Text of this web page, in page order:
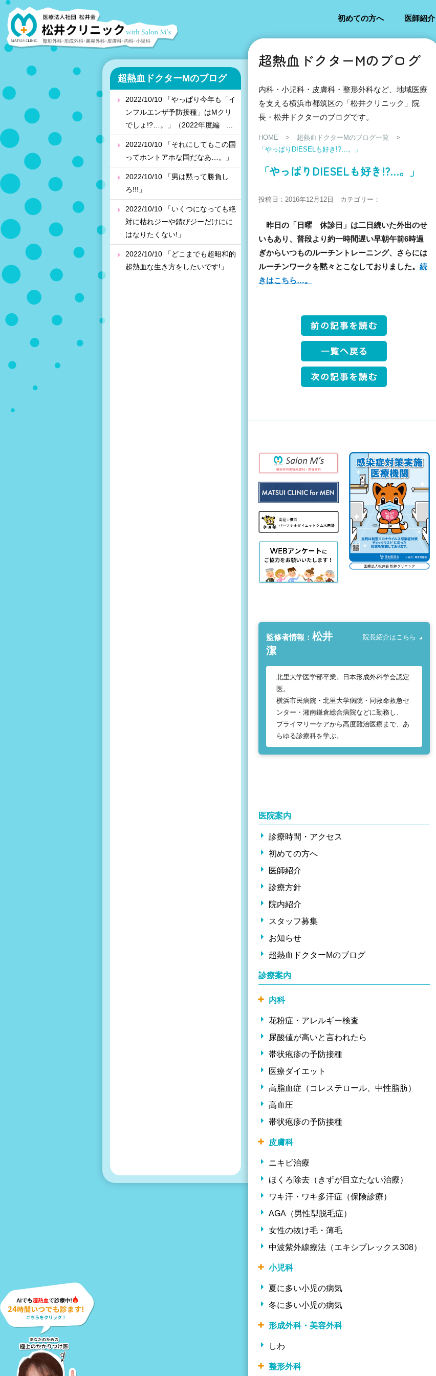
初めての方へ 医師紹介
超熱血ドクターMのブログ
2022/10/10 「やっぱり今年も「イ
ンフルエンザ予防接種」はMクリ
でしょ!?…。」（2022年度編 ...
2022/10/10 「それにしてもこの国
ってホントアホな国だなあ…。」
2022/10/10 「男は黙って勝負し
ろ!!!」
2022/10/10 「いくつになっても絶
対に枯れジーや錆びジーだけにに
はなりたくない!」
2022/10/10 「どこまでも超昭和的
超熱血な生き方をしたいです!」
超熱血ドクターMのブログ
内科・小児科・皮膚科・整形外科など、地域医療
を支える横浜市都筑区の「松井クリニック」院
長・松井ドクターのブログです。
HOME > 超熱血ドクターMのブログ一覧
>
「やっぱりDIESELも好き!?…。」
「やっぱりDIESELも好き!?…。」
投稿日：2016年12月12日 カテゴリー：
昨日の「日曜 休診日」は二日続いた外出のせ
いもあり、普段より約一時間遅い早朝午前6時過
ぎからいつものルーチントレーニング、さらには
ルーチンワークを黙々とこなしておりました。 続
きはこちら…。
監修者情報： 松井
潔
院長紹介はこちら
北里大学医学部卒業。日本形成外科学会認定
医。
横浜市民病院・北里大学病院・同救命救急セ
ンター・湘南鎌倉総合病院などに勤務し、
プライマリーケアから高度難治医療まで、あ
らゆる診療科を学ぶ。
医院案内
診療時間・アクセス
初めての方へ
医師紹介
診療方針
院内紹介
スタッフ募集
お知らせ
超熱血ドクターMのブログ
診療案内
内科
花粉症・アレルギー検査
尿酸値が高いと言われたら
帯状疱疹の予防接種
医療ダイエット
高脂血症（コレステロール、中性脂肪）
高血圧
帯状疱疹の予防接種
皮膚科
ニキビ治療
ほくろ除去（きずが目立たない治療）
ワキ汗・ワキ多汗症（保険診療）
AGA（男性型脱毛症）
女性の抜け毛・薄毛
中波紫外線療法（エキシプレックス308）
小児科
夏に多い小児の病気
冬に多い小児の病気
形成外科・美容外科
しわ
整形外科